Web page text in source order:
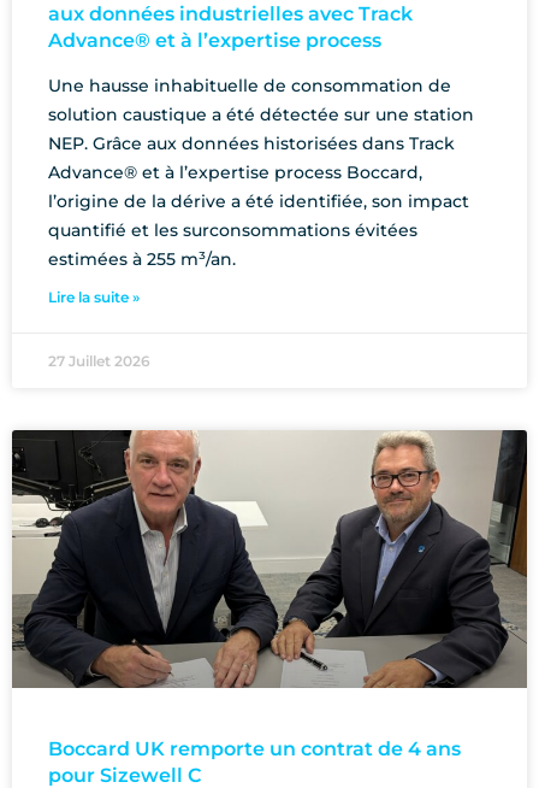
aux données industrielles avec Track
Advance® et à l’expertise process
Une hausse inhabituelle de consommation de
solution caustique a été détectée sur une station
NEP. Grâce aux données historisées dans Track
Advance® et à l’expertise process Boccard,
l’origine de la dérive a été identifiée, son impact
quantifié et les surconsommations évitées
estimées à 255 m³/an.
Lire la suite »
27 Juillet 2026
Boccard UK remporte un contrat de 4 ans
pour Sizewell C